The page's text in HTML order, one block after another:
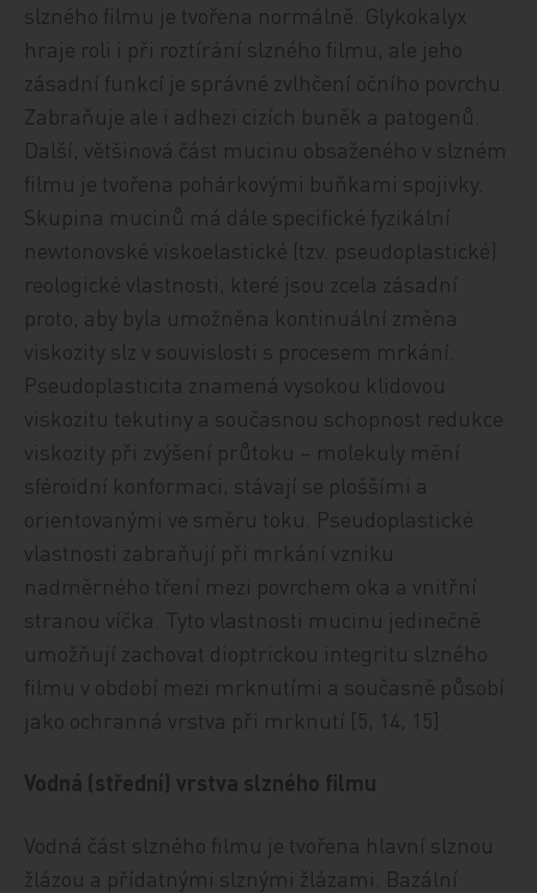
slzného filmu je tvořena normálně. Glykokalyx
hraje roli i při roztírání slzného filmu, ale jeho
zásadní funkcí je správné zvlhčení očního povrchu.
Zabraňuje ale i adhezi cizích buněk a patogenů.
Další, většinová část mucinu obsaženého v slzném
filmu je tvořena pohárkovými buňkami spojivky.
Skupina mucinů má dále specifické fyzikální
newtonovské viskoelastické (tzv. pseudoplastické)
reologické vlastnosti, které jsou zcela zásadní
proto, aby byla umožněna kontinuální změna
viskozity slz v souvislosti s procesem mrkání.
Pseudoplasticita znamená vysokou klidovou
viskozitu tekutiny a současnou schopnost redukce
viskozity při zvýšení průtoku – molekuly mění
sféroidní konformaci, stávají se ploššími a
orientovanými ve směru toku. Pseudoplastické
vlastnosti zabraňují při mrkání vzniku
nadměrného tření mezi povrchem oka a vnitřní
stranou víčka. Tyto vlastnosti mucinu jedinečně
umožňují zachovat dioptrickou integritu slzného
filmu v období mezi mrknutími a současně působí
jako ochranná vrstva při mrknutí [5, 14, 15] .
Vodná (střední) vrstva slzného filmu
Vodná část slzného filmu je tvořena hlavní slznou
žlázou a přídatnými slznými žlázami. Bazální